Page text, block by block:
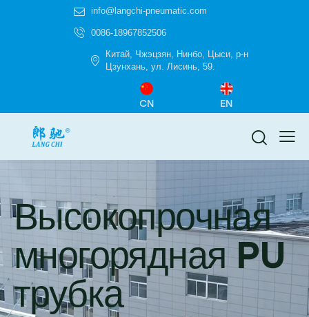
info@langchi-pneumatic.com
0086-18967852506
Китай, Чжэцзян, Нинбо, Цыси, р-н
Цзунхань, ул. Лисинь, 59.
CN EN
Высокопрочная
многорядная PU
трубка